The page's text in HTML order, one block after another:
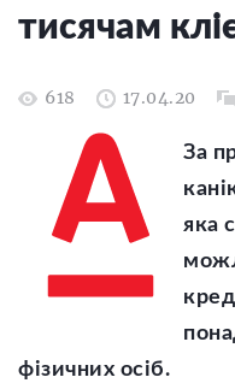
тисячам
618 17.04.20
За
яка
фізичних осіб.